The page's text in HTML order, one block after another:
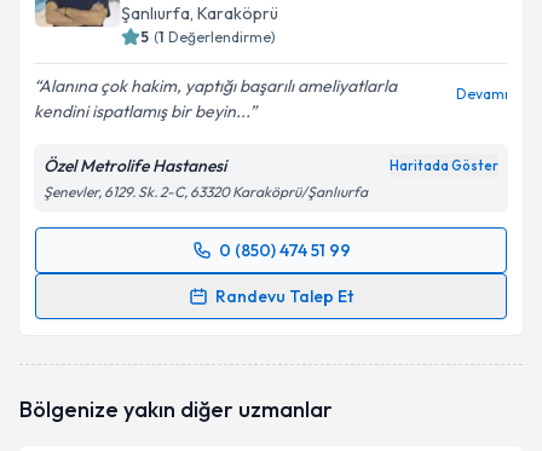
Şanlıurfa, Karaköprü
5 (1 Değerlendirme)
Alanına çok hakim, yaptığı başarılı ameliyatlarla
kendini ispatlamış bir beyin...
Devamı
Özel Metrolife Hastanesi Haritada Göster
Şenevler, 6129. Sk. 2-C, 63320 Karaköprü/Şanlıurfa
0 (850) 474 51 99
Randevu Talep Et
Randevu Takvimi Talebi
talebi oluşturun. Size bu uzmandan randevu almanız
bilgilendireceğiz.
Bölgenize yakın diğer uzmanlar